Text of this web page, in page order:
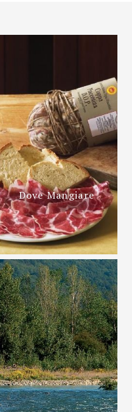
Dove Mangiare